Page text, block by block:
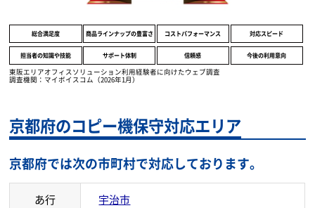
総合満足度 商品ラインナップの豊富さ コストパフォーマンス 対応スピード
担当者の知識や技能 サポート体制 信頼感 今後の利用意向
東阪エリアオフィスソリューション利用経験者に向けたウェブ調査
調査機関：マイボイスコム（2026年1月）
京都府のコピー機保守対応エリア
京都府では次の市町村で対応しております。
あ行 宇治市